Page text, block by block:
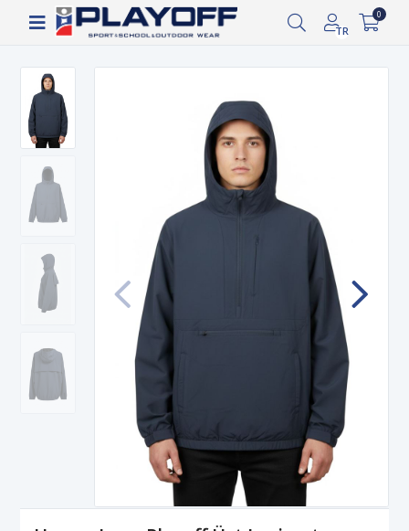
Siparişin 2-8 iş günü arasında kargoya verilecektir.
TR
0